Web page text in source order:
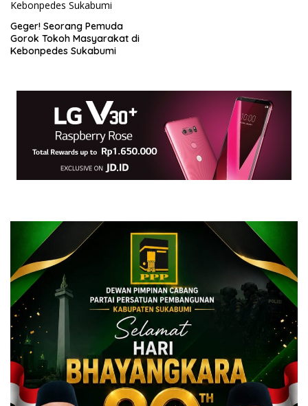
Geger! Seorang Pemuda
Gorok Tokoh Masyarakat di
Kebonpedes Sukabumi